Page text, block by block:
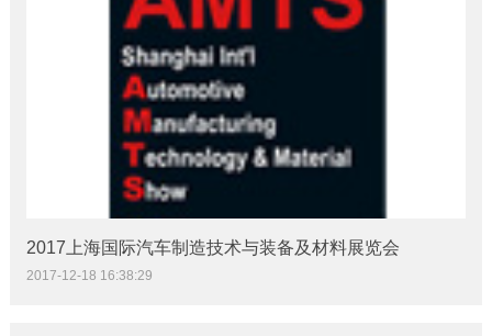
2017上海国际汽车制造技术与装备及材料展览会
2017-12-18 16:38:29